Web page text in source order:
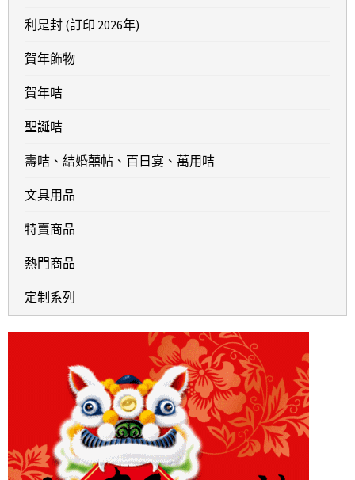
利是封 (訂印 2026年)
賀年飾物
賀年咭
聖誕咭
壽咭、結婚囍帖、百日宴、萬用咭
文具用品
特賣商品
熱門商品
定制系列